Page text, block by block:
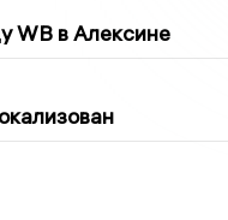
WB в Алексине